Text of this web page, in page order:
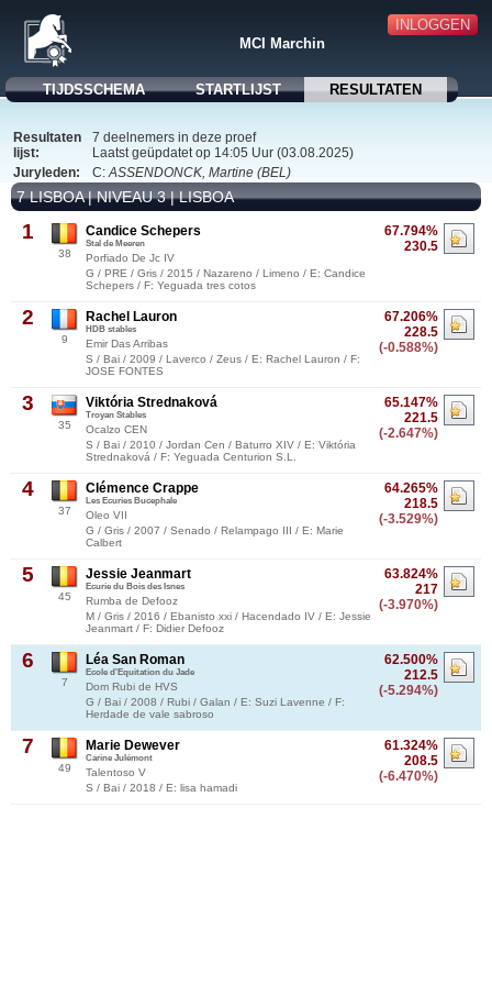
INLOGGEN
MCI Marchin
TIJDSSCHEMA STARTLIJST RESULTATEN
Resultaten
lijst:
7 deelnemers in deze proef
Laatst geüpdatet op 14:05 Uur (03.08.2025)
Juryleden:
C:ASSENDONCK, Martine (BEL)
7 LISBOA | NIVEAU 3 | LISBOA
1
38
67.794%
230.5
Candice Schepers
Stal de Meeren
Porfiado De Jc IV
G / PRE / Gris / 2015 / Nazareno / Limeno / E: Candice
Schepers / F: Yeguada tres cotos
2
9
67.206%
228.5
(-0.588%)
Rachel Lauron
HDB stables
Emir Das Arribas
S / Bai / 2009 / Laverco / Zeus / E: Rachel Lauron / F:
JOSE FONTES
3
35
65.147%
221.5
(-2.647%)
Viktória Strednaková
Troyan Stables
Ocalzo CEN
S / Bai / 2010 / Jordan Cen / Baturro XIV / E: Viktória
Strednaková / F: Yeguada Centurion S.L.
4
37
64.265%
218.5
(-3.529%)
Clémence Crappe
Les Ecuries Bucephale
Oleo VII
G / Gris / 2007 / Senado / Relampago III / E: Marie
Calbert
5
45
63.824%
217
(-3.970%)
Jessie Jeanmart
Ecurie du Bois des Isnes
Rumba de Defooz
M / Gris / 2016 / Ebanisto xxi / Hacendado IV / E: Jessie
Jeanmart / F: Didier Defooz
6
7
62.500%
212.5
(-5.294%)
Léa San Roman
Ecole d'Equitation du Jade
Dom Rubi de HVS
G / Bai / 2008 / Rubi / Galan / E: Suzi Lavenne / F:
Herdade de vale sabroso
7
49
61.324%
208.5
(-6.470%)
Marie Dewever
Carine Julémont
Talentoso V
S / Bai / 2018 / E: lisa hamadi